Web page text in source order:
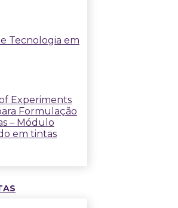
Tecnologia em
Experiments
Formulação
– Módulo
em tintas